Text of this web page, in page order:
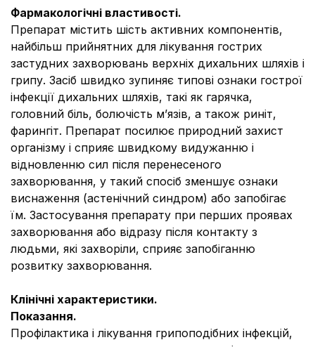
Фармакологічні властивості.
Препарат містить шість активних компонентів,
найбільш прийнятних для лікування гострих
застудних захворювань верхніх дихальних шляхів і
грипу. Засіб швидко зупиняє типові ознаки гострої
інфекції дихальних шляхів, такі як гарячка,
головний біль, болючість м’язів, а також риніт,
фарингіт. Препарат посилює природний захист
організму і сприяє швидкому видужанню і
відновленню сил після перенесеного
захворювання, у такий спосіб зменшує ознаки
виснаження (астенічний синдром) або запобігає
їм. Застосування препарату при перших проявах
захворювання або відразу після контакту з
людьми, які захворіли, сприяє запобіганню
розвитку захворювання.
Клінічні характеристики.
Показання.
Профілактика і лікування грипоподібних інфекцій,